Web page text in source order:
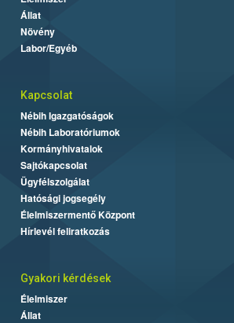
Állat
Növény
Labor/Egyéb
Kapcsolat
Nébih Igazgatóságok
Nébih Laboratóriumok
Kormányhivatalok
Sajtókapcsolat
Ügyfélszolgálat
Hatósági jogsegély
Élelmiszermentő Központ
Hírlevél feliratkozás
Gyakori kérdések
Élelmiszer
Állat